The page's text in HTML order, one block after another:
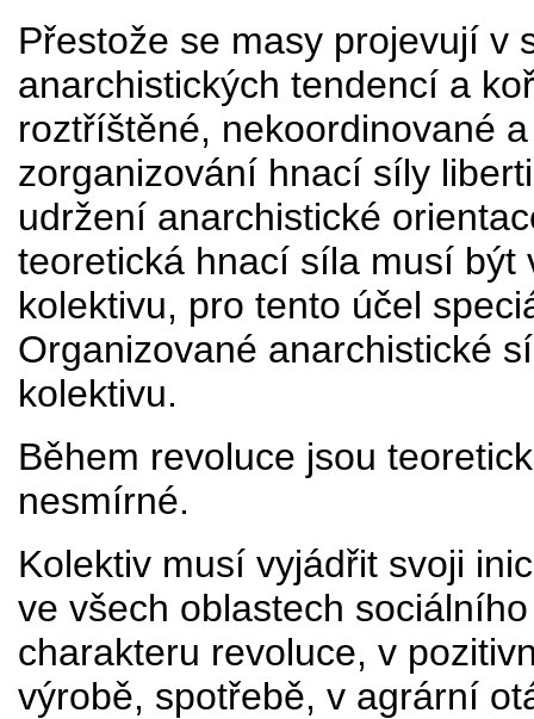
Přestože se masy projevují v
anarchistických tendencí a
roztříštěné, nekoordinované
zorganizování hnací síly
udržení anarchistické
teoretická hnací síla musí být
kolektivu, pro tento účel
Organizované anarchistické
kolektivu.
Během revoluce jsou
nesmírné.
Kolektiv musí vyjádřit svoji
ve všech oblastech
charakteru revoluce, v
výrobě, spotřebě, v agrární